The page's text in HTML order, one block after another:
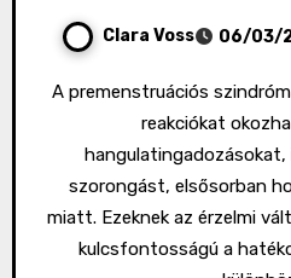
Clara Voss 06/03/
A premenstruációs szindróma (PMS) jelentős érzelmi
reakciókat
hangulatingadozásokat,
szorongást, elsősorban
miatt. Ezeknek az érzelmi
kulcsfontosságú a